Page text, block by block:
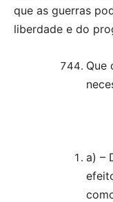
que as guerras
liberdade e do
Que
a) –